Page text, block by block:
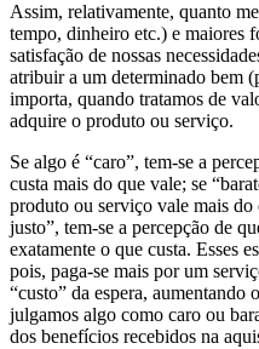
Assim, relativamente, quanto
tempo, dinheiro etc.) e maiores
satisfação de nossas
atribuir a um determinado bem
importa, quando tratamos de
adquire o produto ou serviço.
Se algo é “caro”, tem-se a
custa mais do que vale; se
produto ou serviço vale mais do
justo”, tem-se a percepção de
exatamente o que custa. Esses
pois, paga-se mais por um
“custo” da espera,
julgamos algo como caro ou
dos benefícios recebidos na